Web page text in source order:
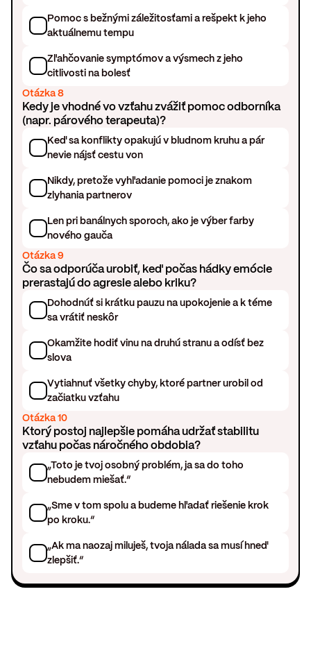
Pomoc s bežnými záležitosťami a rešpekt k jeho
aktuálnemu tempu
Zľahčovanie symptómov a výsmech z jeho
citlivosti na bolesť
Otázka 8
Kedy je vhodné vo vzťahu zvážiť pomoc odborníka
(napr. párového terapeuta)?
Keď sa konflikty opakujú v bludnom kruhu a pár
nevie nájsť cestu von
Nikdy, pretože vyhľadanie pomoci je znakom
zlyhania partnerov
Len pri banálnych sporoch, ako je výber farby
nového gauča
Otázka 9
Čo sa odporúča urobiť, keď počas hádky emócie
prerastajú do agresie alebo kriku?
Dohodnúť si krátku pauzu na upokojenie a k téme
sa vrátiť neskôr
Okamžite hodiť vinu na druhú stranu a odísť bez
slova
Vytiahnuť všetky chyby, ktoré partner urobil od
začiatku vzťahu
Otázka 10
Ktorý postoj najlepšie pomáha udržať stabilitu
vzťahu počas náročného obdobia?
„Toto je tvoj osobný problém, ja sa do toho
nebudem miešať.“
„Sme v tom spolu a budeme hľadať riešenie krok
po kroku.“
„Ak ma naozaj miluješ, tvoja nálada sa musí hneď
zlepšiť.“